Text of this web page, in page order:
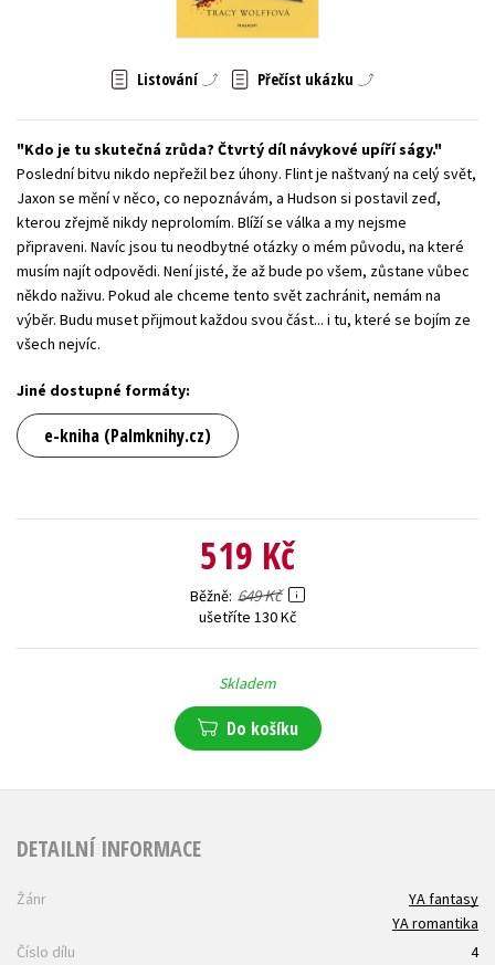
Zahraniční literatura
Všechny tituly
Listování Přečíst ukázku
Kdo je tu skutečná zrůda? Čtvrtý díl návykové upíří ságy.
Poslední bitvu nikdo nepřežil bez úhony. Flint je naštvaný na celý svět,
Jaxon se mění v něco, co nepoznávám, a Hudson si postavil zeď,
kterou zřejmě nikdy neprolomím. Blíží se válka a my nejsme
připraveni. Navíc jsou tu neodbytné otázky o mém původu, na které
musím najít odpovědi. Není jisté, že až bude po všem, zůstane vůbec
někdo naživu. Pokud ale chceme tento svět zachránit, nemám na
výběr. Budu muset přijmout každou svou část... i tu, které se bojím ze
všech nejvíc.
Jiné dostupné formáty:
e-kniha (Palmknihy.cz)
519 Kč
Běžně 649 Kč
ušetříte 130 Kč
Skladem
Do košíku
DETAILNÍ INFORMACE
Žánr
YA fantasy
YA romantika
Číslo dílu
4